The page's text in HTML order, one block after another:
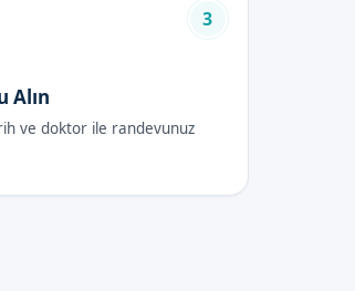
gerekli
3
Alın
ve doktor ile randevunuz